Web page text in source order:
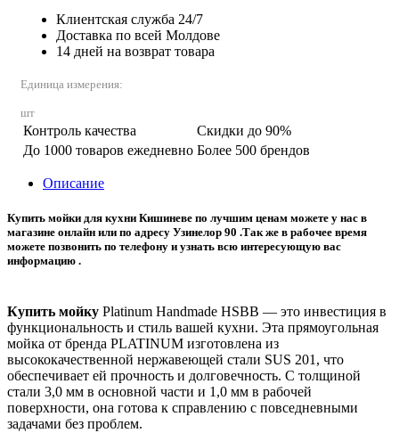
Клиентская служба 24/7
Доставка по всей Молдове
14 дней на возврат товара
Единица измерения:
шт
Контроль качества
Скидки до 90%
До 1000 товаров ежедневно Более 500 брендов
Описание
Купить мойки для кухни Кишиневе по лучшим ценам можете у нас в
магазине онлайн или по адресу Узинелор 90 .Так же в рабочее время
можете позвонить по телефону и узнать всю интересующую вас
информацию .
Купить мойку Platinum Handmade HSBB — это инвестиция в
функциональность и стиль вашей кухни. Эта прямоугольная
мойка от бренда PLATINUM изготовлена из
высококачественной нержавеющей стали SUS 201, что
обеспечивает ей прочность и долговечность. С толщиной
стали 3,0 мм в основной части и 1,0 мм в рабочей
поверхности, она готова к справлению с повседневными
задачами без проблем.